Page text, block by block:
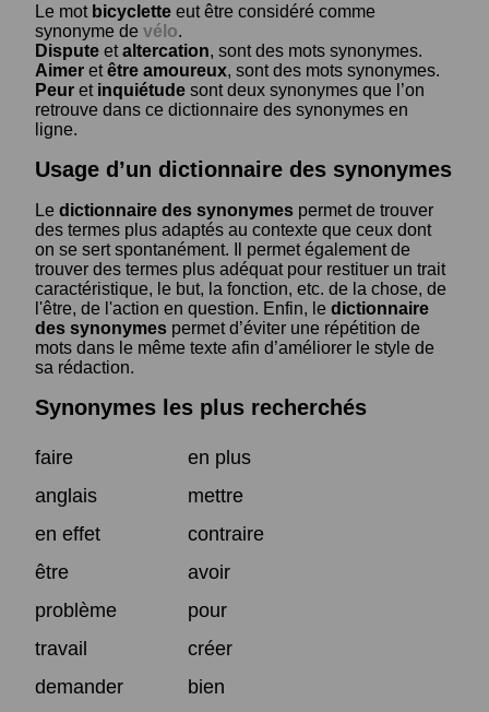
Le mot bicyclette eut être considéré comme
synonyme de vélo.
Dispute etaltercation, sont des mots synonymes.
Aimer etêtre amoureux, sont des mots synonymes.
Peur et inquiétude sont deux synonymes que l’on
retrouve dans ce dictionnaire des synonymes en
ligne.
Usage d’un dictionnaire des synonymes
Le dictionnaire des synonymes permet de trouver
des termes plus adaptés au contexte que ceux dont
on se sert spontanément. Il permet également de
trouver des termes plus adéquat pour restituer un trait
caractéristique, le but, la fonction, etc. de la chose, de
l'être, de l'action en question. Enfin, le dictionnaire
des synonymes permet d’éviter une répétition de
mots dans le même texte afin d’améliorer le style de
sa rédaction.
Synonymes les plus recherchés
faire
en plus
anglais
mettre
en effet
contraire
être
avoir
problème
pour
travail
créer
demander
bien